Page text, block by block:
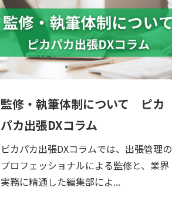
監修・執筆体制について ピカ
パカ出張DXコラム
ピカパカ出張DXコラムでは、出張管理の
プロフェッショナルによる監修と、業界
実務に精通した編集部によ...